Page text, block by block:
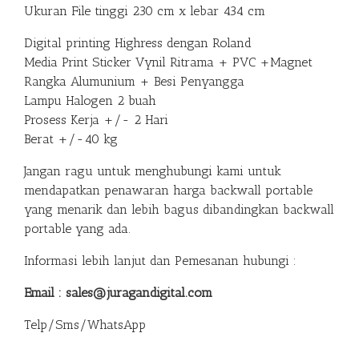
Ukuran File tinggi 230 cm x lebar 434 cm
Digital printing Highress dengan Roland
Media Print Sticker Vynil Ritrama + PVC +Magnet
Rangka Alumunium + Besi Penyangga
Lampu Halogen 2 buah
Prosess Kerja +/- 2 Hari
Berat +/-40 kg
Jangan ragu untuk menghubungi kami untuk
mendapatkan penawaran harga backwall portable
yang menarik dan lebih bagus dibandingkan backwall
portable yang ada.
Informasi lebih lanjut dan Pemesanan hubungi :
Email : sales@juragandigital.com
Telp/Sms/WhatsApp